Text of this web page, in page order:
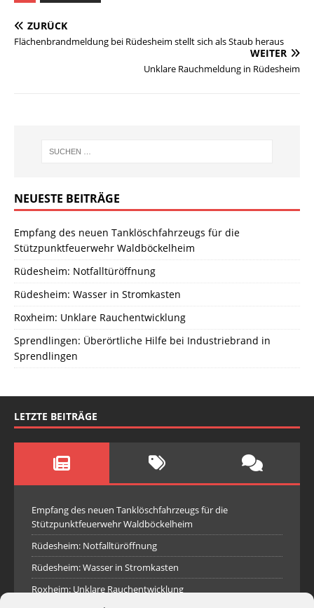
ZURÜCK
Flächenbrandmeldung bei Rüdesheim stellt sich als Staub heraus
WEITER
Unklare Rauchmeldung in Rüdesheim
NEUESTE BEITRÄGE
Empfang des neuen Tanklöschfahrzeugs für die
Stützpunktfeuerwehr Waldböckelheim
Rüdesheim: Notfalltüröffnung
Rüdesheim: Wasser in Stromkasten
Roxheim: Unklare Rauchentwicklung
Sprendlingen: Überörtliche Hilfe bei Industriebrand in
Sprendlingen
LETZTE BEITRÄGE
Empfang des neuen Tanklöschfahrzeugs für die
Stützpunktfeuerwehr Waldböckelheim
Rüdesheim: Notfalltüröffnung
Rüdesheim: Wasser in Stromkasten
Roxheim: Unklare Rauchentwicklung